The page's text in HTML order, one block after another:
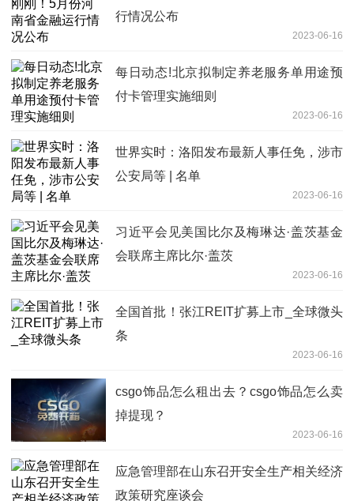
行情况公布
2023-06-16
每日动态!北京拟制定养老服务单用途预
付卡管理实施细则
2023-06-16
世界实时：洛阳发布最新人事任免，涉市
公安局等 | 名单
2023-06-16
习近平会见美国比尔及梅琳达·盖茨基金
会联席主席比尔·盖茨
2023-06-16
全国首批！张江REIT扩募上市_全球微头
条
2023-06-16
csgo饰品怎么租出去？csgo饰品怎么卖
掉提现？
2023-06-16
应急管理部在山东召开安全生产相关经济
政策研究座谈会